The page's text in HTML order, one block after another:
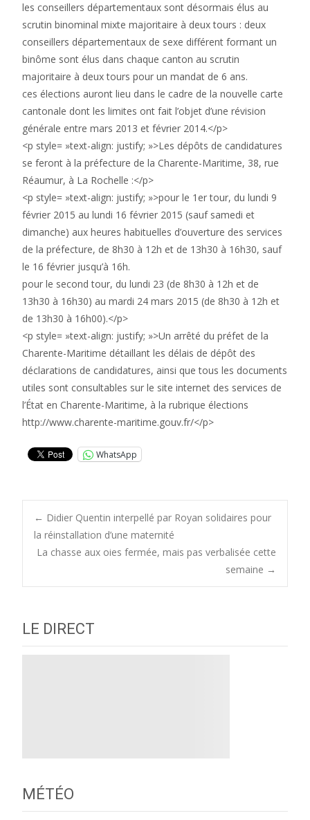
les conseillers départementaux sont désormais élus au
scrutin binominal mixte majoritaire à deux tours : deux
conseillers départementaux de sexe différent formant un
binôme sont élus dans chaque canton au scrutin
majoritaire à deux tours pour un mandat de 6 ans.
ces élections auront lieu dans le cadre de la nouvelle carte
cantonale dont les limites ont fait l’objet d’une révision
générale entre mars 2013 et février 2014.</p>
<p style= »text-align: justify; »>Les dépôts de candidatures
se feront à la préfecture de la Charente-Maritime, 38, rue
Réaumur, à La Rochelle :</p>
<p style= »text-align: justify; »>pour le 1er tour, du lundi 9
février 2015 au lundi 16 février 2015 (sauf samedi et
dimanche) aux heures habituelles d’ouverture des services
de la préfecture, de 8h30 à 12h et de 13h30 à 16h30, sauf
le 16 février jusqu’à 16h.
pour le second tour, du lundi 23 (de 8h30 à 12h et de
13h30 à 16h30) au mardi 24 mars 2015 (de 8h30 à 12h et
de 13h30 à 16h00).</p>
<p style= »text-align: justify; »>Un arrêté du préfet de la
Charente-Maritime détaillant les délais de dépôt des
déclarations de candidatures, ainsi que tous les documents
utiles sont consultables sur le site internet des services de
l’État en Charente-Maritime, à la rubrique élections
http://www.charente-maritime.gouv.fr/</p>
WhatsApp
Post
← Didier Quentin interpellé par Royan solidaires pour
la réinstallation d’une maternité
La chasse aux oies fermée, mais pas verbalisée cette
semaine →
LE DIRECT
MÉTÉO